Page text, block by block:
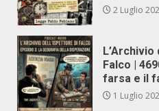
2 Luglio
Falco |
farsa e il
1 Luglio